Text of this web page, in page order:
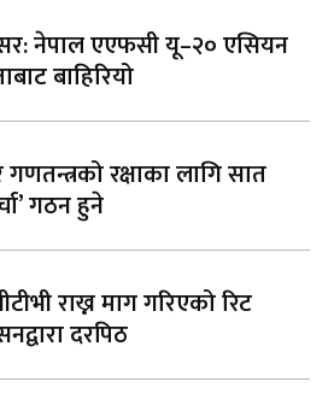
नेपाल एएफसी यू–२० एसियन
बाहिरियो
रक्षाका लागि सात
गठन हुने
राख्न माग गरिएको रिट
दरपिठ